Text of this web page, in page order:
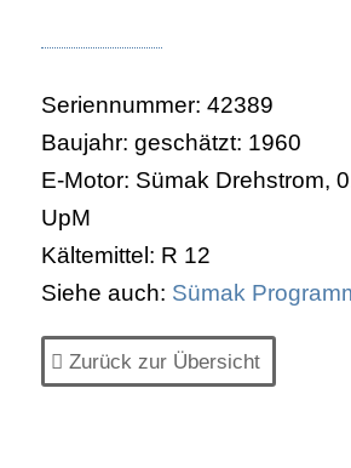
Seriennummer: 42389
Baujahr: geschätzt: 1960
E-Motor: Sümak Drehstrom,
UpM
Kältemittel: R 12
Siehe auch: Sümak
Zurück zur Übersicht